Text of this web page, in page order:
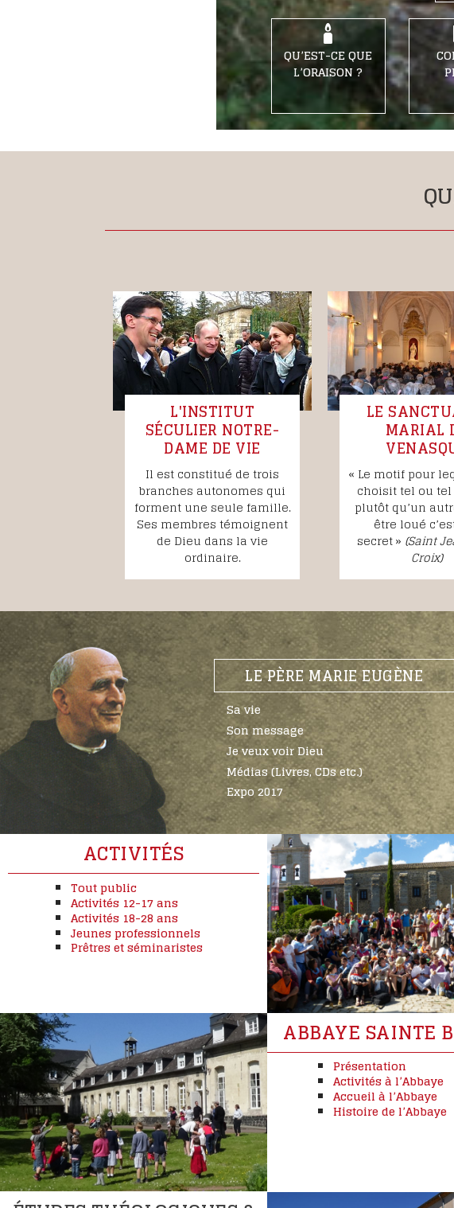
QU’EST-CE QUE
L’ORAISON ?
L'INSTITUT
SÉCULIER NOTRE-
DAME DE VIE
Il est constitué de trois
branches autonomes qui
forment une seule famille.
Ses membres témoignent
de Dieu dans la vie
ordinaire.
LE
MARIAL
« Le motif pour
choisit tel ou
plutôt qu’un
être loué
secret » (Saint
Croix)
LE PÈRE MARIE EUGÈNE
Sa vie
Son message
Je veux voir Dieu
Médias (Livres, CDs etc.)
Expo 2017
ACTIVITÉS
Tout public
Activités 12-17 ans
Activités 18-28 ans
Jeunes professionnels
Prêtres et séminaristes
ABBAYE SAINTE
Présentation
Activités à l’Abbaye
Accueil à l’Abbaye
Histoire de l’Abbaye